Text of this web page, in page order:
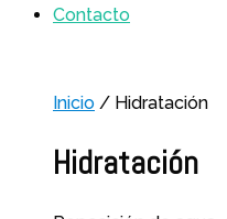
Contacto
Inicio / Hidratación
Hidratación